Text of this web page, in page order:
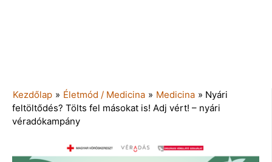
Kezdőlap » Életmód / Medicina » Medicina » Nyári
feltöltődés? Tölts fel másokat is! Adj vért! – nyári
véradókampány